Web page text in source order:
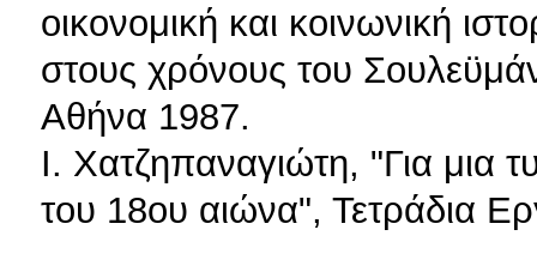
οικονομική και κοινωνική
στους χρόνους του
Aθήνα 1987.
Ι. Χατζηπαναγιώτη, "Για μια
του 18ου αιώνα", Τετράδια